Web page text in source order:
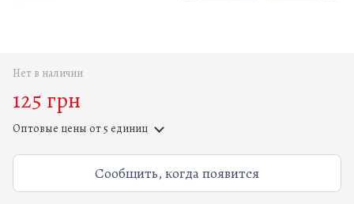
Нет в наличии
125 грн
Оптовые цены от 5 единиц
Сообщить, когда появится